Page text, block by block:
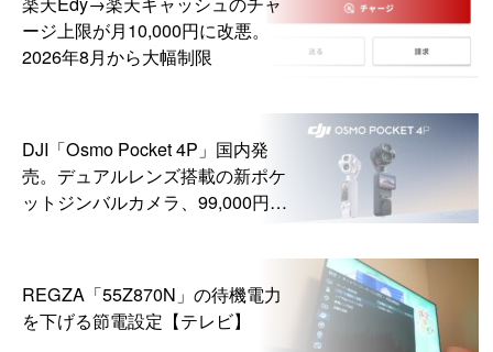
ージ上限が月10,000円に改悪。
2026年8月から大幅制限
DJI「Osmo Pocket 4P」国内発
売。デュアルレンズ搭載の新ポケ
ットジンバルカメラ、99,000円か
REGZA「55Z870N」の待機電力
を下げる節電設定【テレビ】